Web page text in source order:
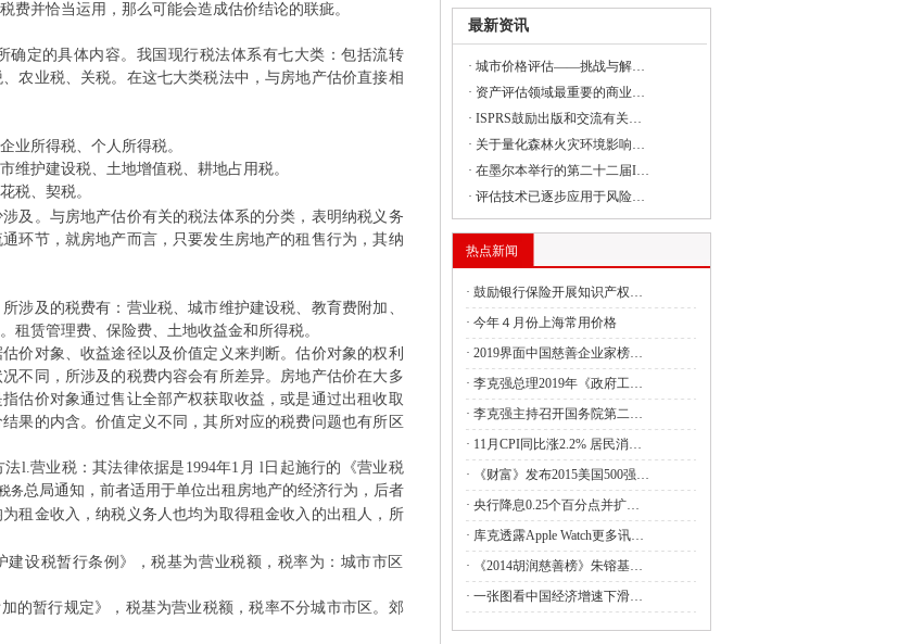
关于开展2023年全国节能宣传周和全国低碳日活动的通知
关于印发《中央党政机关和事业单位所属企业国有资本
国家发展改革委组织召开支持贵州在新时代西部大开发
国家发展改革委负责同志出席建设全国统一大市场国务
院…
国家发展改革委副主任丛亮会见阿曼能源与矿产部次大
中国与阿根廷签署共建“一带一路”合作规划
2023年1-4月全国国有及国有控股企业经济运行情况
财政部河南监管局：强化理论武装 筑牢思想之基 认真
组…
并恰当运用，那么可能会造成估价结论的联疵。
定的具体内容。我国现行税法体系有七大类：包括流转
农业税、关税。在这七大类税法中，与房地产估价直接相
所得税、个人所得税。
护建设税、土地增值税、耕地占用税。
、契税。
。与房地产估价有关的税法体系的分类，表明纳税义务
环节，就房地产而言，只要发生房地产的租售行为，其纳
及的税费有：营业税、城市维护建设税、教育费附加、
租赁管理费、保险费、土地收益金和所得税。
对象、收益途径以及价值定义来判断。估价对象的权利
不同，所涉及的税费内容会有所差异。房地产估价在大多
估价对象通过售让全部产权获取收益，或是通过出租收取
果的内含。价值定义不同，其所对应的税费问题也有所区
营业税：其法律依据是1994年1月 l日起施行的《营业税
务总局通知，前者适用于单位出租房地产的经济行为，后者
租金收入，纳税义务人也均为取得租金收入的出租人，所
设税暂行条例》，税基为营业税额，税率为：城市市区
暂行规定》，税基为营业税额，税率不分城市市区。郊
最新资讯
· 城市价格评估——挑战与解…
· 资产评估领域最重要的商业…
· ISPRS鼓励出版和交流有关…
· 关于量化森林火灾环境影响…
· 在墨尔本举行的第二十二届I…
· 评估技术已逐步应用于风险…
热点新闻
· 鼓励银行保险开展知识产权…
· 今年４月份上海常用价格
· 2019界面中国慈善企业家榜…
· 李克强总理2019年《政府工…
· 李克强主持召开国务院第二…
· 11月CPI同比涨2.2% 居民消…
·
《财富》发布2015美国500强…
· 央行降息0.25个百分点并扩…
· 库克透露Apple Watch更多讯…
·
《2014胡润慈善榜》朱镕基…
· 一张图看中国经济增速下滑…